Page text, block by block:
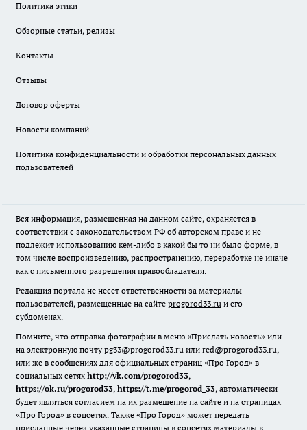
Политика этики
Обзорные статьи, релизы
Контакты
Отзывы
Договор оферты
Новости компаний
Политика конфиденциальности и обработки персональных данных
пользователей
Вся информация, размещенная на данном сайте, охраняется в
соответствии с законодательством РФ об авторском праве и не
подлежит использованию кем-либо в какой бы то ни было форме, в
том числе воспроизведению, распространению, переработке не иначе
как с письменного разрешения правообладателя.
Редакция портала не несет ответственности за материалы
пользователей, размещенные на сайте progorod33.ru и его
субдоменах.
Помните, что отправка фотографии в меню «Прислать новость» или
на электронную почту pg33@progorod33.ru или red@progorod33.ru,
или же в сообщениях для официальных страниц «Про Город» в
социальных сетях http://vk.com/progorod33,
https://ok.ru/progorod33, https://t.me/progorod_33, автоматически
будет являться согласием на их размещение на сайте и на страницах
«Про Город» в соцсетях. Также «Про Город» может передать
присланные через указанные страницы в соцсетях материалы в